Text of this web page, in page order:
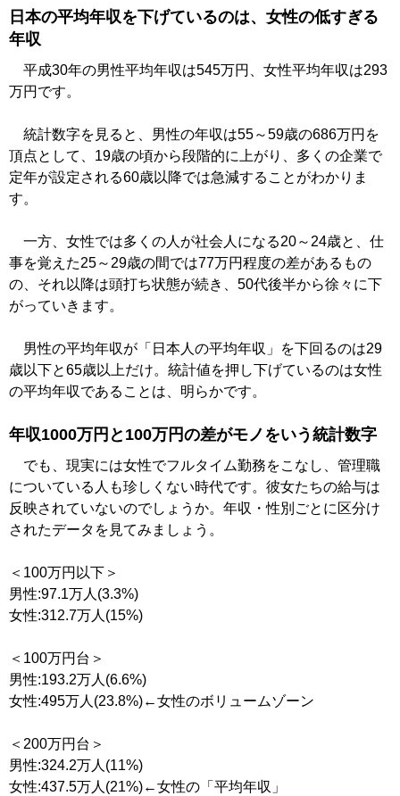
日本の平均年収を下げているのは、女性の低すぎる
年収
平成30年の男性平均年収は545万円、女性平均年収は293
万円です。
統計数字を見ると、男性の年収は55～59歳の686万円を
頂点として、19歳の頃から段階的に上がり、多くの企業で
定年が設定される60歳以降では急減することがわかりま
す。
一方、女性では多くの人が社会人になる20～24歳と、仕
事を覚えた25～29歳の間では77万円程度の差があるもの
の、それ以降は頭打ち状態が続き、50代後半から徐々に下
がっていきます。
男性の平均年収が「日本人の平均年収」を下回るのは29
歳以下と65歳以上だけ。統計値を押し下げているのは女性
の平均年収であることは、明らかです。
年収1000万円と100万円の差がモノをいう統計数字
でも、現実には女性でフルタイム勤務をこなし、管理職
についている人も珍しくない時代です。彼女たちの給与は
反映されていないのでしょうか。年収・性別ごとに区分け
されたデータを見てみましょう。
＜100万円以下＞
男性:97.1万人(3.3%)
女性:312.7万人(15%)
＜100万円台＞
男性:193.2万人(6.6%)
女性:495万人(23.8%)←女性のボリュームゾーン
＜200万円台＞
男性:324.2万人(11%)
女性:437.5万人(21%)←女性の「平均年収」